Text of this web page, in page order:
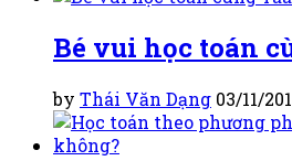
Bé vui học toán
by Thái Văn Dạng 03/11/